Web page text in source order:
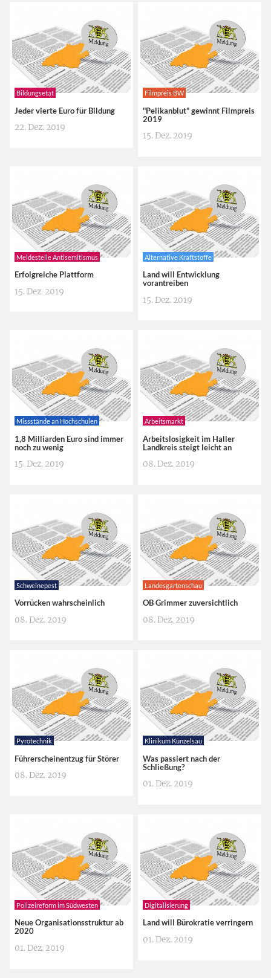
Bildungsetat
Jeder vierte Euro für Bildung
22. Dez. 2019
Filmpreis BW
"Pelikanblut" gewinnt Filmpreis
2019
15. Dez. 2019
Meldestelle Antisemitismus
Erfolgreiche Plattform
15. Dez. 2019
Alternative Kraftstoffe
Land will Entwicklung
vorantreiben
15. Dez. 2019
Missstände an Hochschulen
1,8 Milliarden Euro sind immer
noch zu wenig
15. Dez. 2019
Arbeitsmarkt
Arbeitslosigkeit im Haller
Landkreis steigt leicht an
08. Dez. 2019
Schweinepest
Vorrücken wahrscheinlich
08. Dez. 2019
Landesgartenschau
OB Grimmer zuversichtlich
08. Dez. 2019
Pyrotechnik
Führerscheinentzug für Störer
08. Dez. 2019
Klinikum Künzelsau
Was passiert nach der
Schließung?
01. Dez. 2019
Polizeireform im Südwesten
Neue Organisationsstruktur ab
2020
01. Dez. 2019
Digitalisierung
Land will Bürokratie verringern
01. Dez. 2019